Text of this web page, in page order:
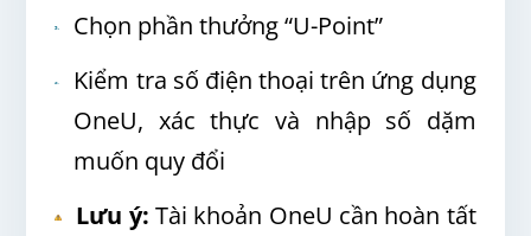
Chọn phần thưởng “U-Point”
Kiểm tra số điện thoại trên ứng dụng
OneU, xác thực và nhập số dặm
muốn quy đổi
Lưu ý:Tài khoản OneU cần hoàn tất